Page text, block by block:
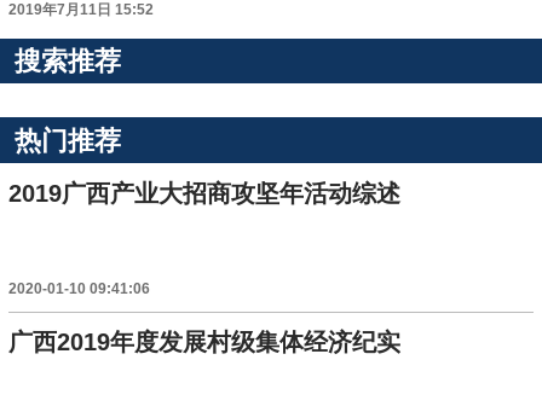
2019年7月11日 15:52
搜索推荐
热门推荐
2019广西产业大招商攻坚年活动综述
2020-01-10 09:41:06
广西2019年度发展村级集体经济纪实